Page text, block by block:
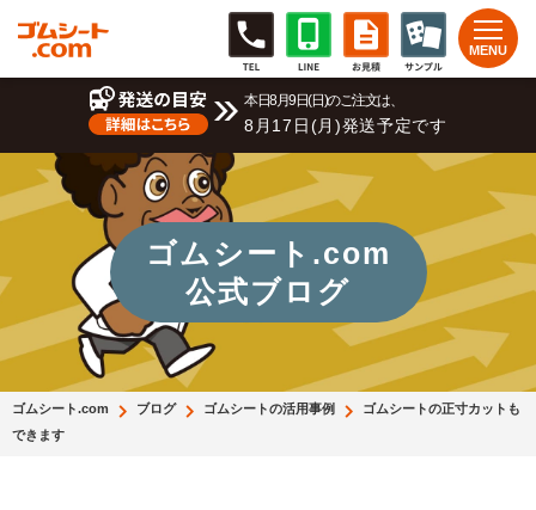
本日8月9日(日)のご注文は、
8月17日(月)発送予定です
ゴムシート.com
公式ブログ
ゴムシート.com ブログ ゴムシートの活用事例
ゴムシートの正寸カットも
できます